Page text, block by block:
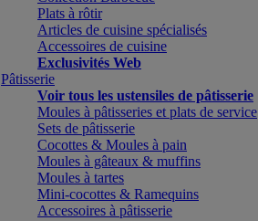
Plats à rôtir
Articles de cuisine spécialisés
Accessoires de cuisine
Exclusivités Web
Pâtisserie
Voir tous les ustensiles de pâtisserie
Moules à pâtisseries et plats de service
Sets de pâtisserie
Cocottes & Moules à pain
Moules à gâteaux & muffins
Moules à tartes
Mini-cocottes & Ramequins
Accessoires à pâtisserie